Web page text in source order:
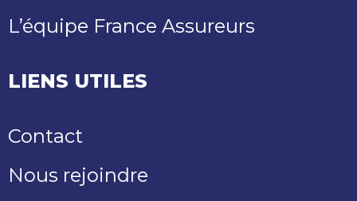
L’équipe France Assureurs
LIENS UTILES
Contact
Nous rejoindre